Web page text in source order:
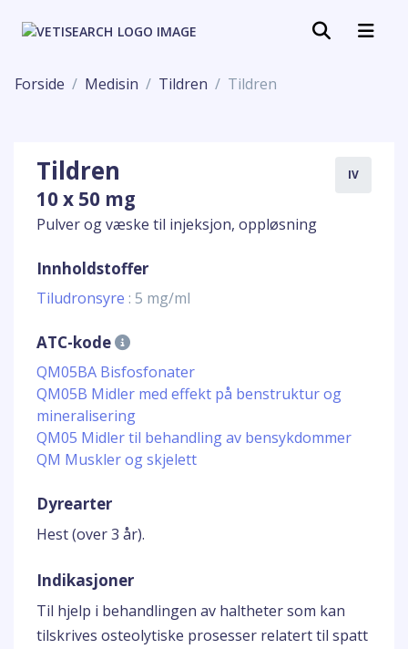
Forside Medisin Tildren Tildren
Tildren
10 x 50 mg
Pulver og væske til injeksjon, oppløsning
IV
Innholdstoffer
Tiludronsyre : 5 mg/ml
ATC-kode
QM05BA Bisfosfonater
QM05B Midler med effekt på benstruktur og
mineralisering
QM05 Midler til behandling av bensykdommer
QM Muskler og skjelett
Dyrearter
Hest (over 3 år).
Indikasjoner
Til hjelp i behandlingen av haltheter som kan
tilskrives osteolytiske prosesser relatert til spatt